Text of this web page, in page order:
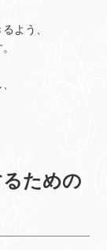
よう、
ための